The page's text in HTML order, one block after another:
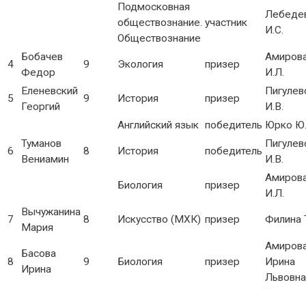
Подмосковная
обществознание.
Обществознание
участник
И.С.
4
Бобачев
Федор
9 Экология призер
И.Л.
5
Еленевский
Георгий
9 История призер
И.В.
Английский язык победитель Юрко
6
Туманов
Вениамин
8 История победитель
И.В.
Биология призер
И.Л.
7
Вычужанина
Мария
8 Искусство (МХК) призер Филина
8
Басова
Ирина
9 Биология призер
Ирина
Львовна